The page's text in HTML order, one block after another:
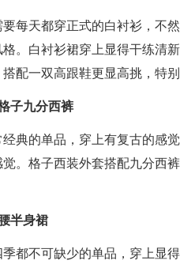
每天都穿正式的白衬衫，不
。白衬衫裙穿上显得干练清
配一双高跟鞋更显高挑，特
子九分西裤
典的单品，穿上有复古的感
。格子西装外套搭配九分西
半身裙
都不可缺少的单品，穿上显